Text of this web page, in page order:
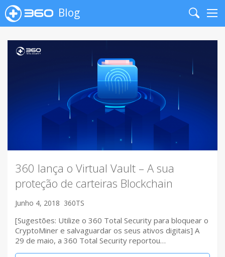
Blog
Search
360 lança o Virtual Vault – A sua
proteção de carteiras Blockchain
Junho 4, 2018 360TS
[Sugestões: Utilize o 360 Total Security para bloquear o
CryptoMiner e salvaguardar os seus ativos digitais] A
29 de maio, a 360 Total Security reportou…